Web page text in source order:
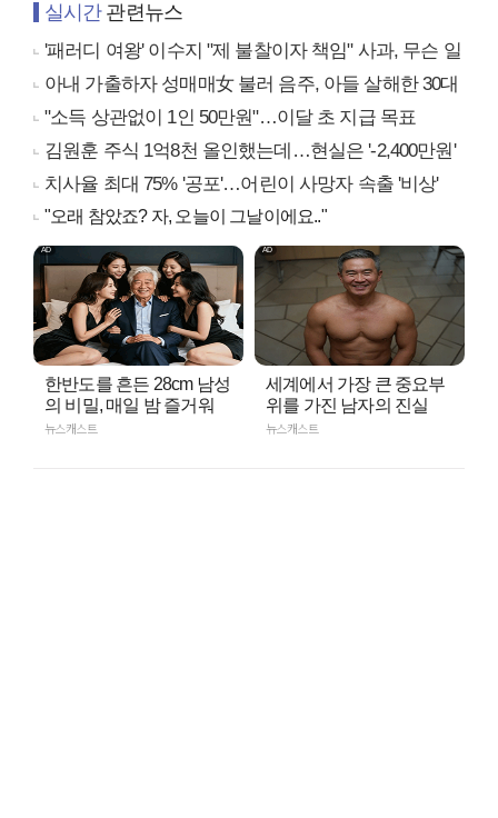
실시간관련뉴스
'패러디 여왕' 이수지 "제 불찰이자 책임" 사과, 무슨 일
아내 가출하자 성매매女 불러 음주, 아들 살해한 30대
"소득 상관없이 1인 50만원"…이달 초 지급 목표
김원훈 주식 1억8천 올인했는데…현실은 '-2,400만원'
치사율 최대 75% '공포'…어린이 사망자 속출 '비상'
"오래 참았죠? 자, 오늘이 그날이에요.."
한반도를 흔든 28cm 남성
의 비밀, 매일 밤 즐거워
뉴스캐스트
세계에서 가장 큰 중요부
위를 가진 남자의 진실
뉴스캐스트